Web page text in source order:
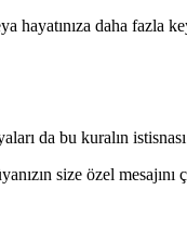
hayatınıza daha fazla
da bu kuralın
size özel mesajını